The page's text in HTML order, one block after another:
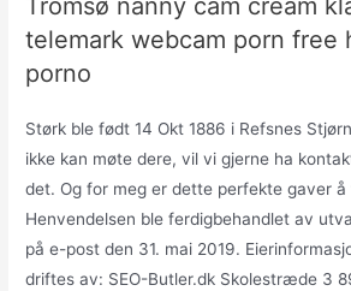
Tromsø nanny cam cream
telemark webcam porn free
porno
Størk ble født 14 Okt 1886 i Refsnes
ikke kan møte dere, vil vi gjerne ha
det. Og for meg er dette perfekte gaver å
Henvendelsen ble ferdigbehandlet av
på e-post den 31. mai 2019.
driftes av: SEO-Butler.dk Skolestræde 3